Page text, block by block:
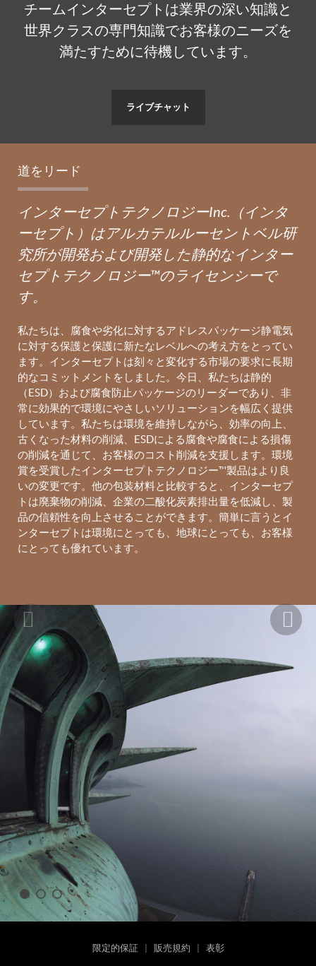
チームインターセプトは業界の深い知識と
世界クラスの専門知識でお客様のニーズを
満たすために待機しています。
ライブチャット
道をリード
インターセプトテクノロジーInc.（インタ
ーセプト）はアルカテルルーセントベル研
究所が開発および開発した静的なインター
セプトテクノロジー™のライセンシーで
す。
私たちは、腐食や劣化に対するアドレスパッケージ静電気
に対する保護と保護に新たなレベルへの考え方をとってい
ます。インターセプトは刻々と変化する市場の要求に長期
的なコミットメントをしました。今日、私たちは静的
（ESD）および腐食防止パッケージのリーダーであり、非
常に効果的で環境にやさしいソリューションを幅広く提供
しています。私たちは環境を維持しながら、効率の向上、
古くなった材料の削減、ESDによる腐食や腐食による損傷
の削減を通じて、お客様のコスト削減を支援します。環境
賞を受賞したインターセプトテクノロジー™製品はより良
いの変更です。他の包装材料と比較すると、インターセプ
トは廃棄物の削減、企業の二酸化炭素排出量を低減し、製
品の信頼性を向上させることができます。簡単に言うとイ
ンターセプトは環境にとっても、地球にとっても、お客様
にとっても優れています。
限定的保証| 販売規約 表彰